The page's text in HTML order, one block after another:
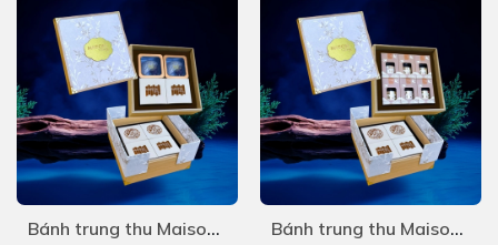
Bánh trung thu Maison - Elites 6 Bánh trung thu Maison - Elites 5